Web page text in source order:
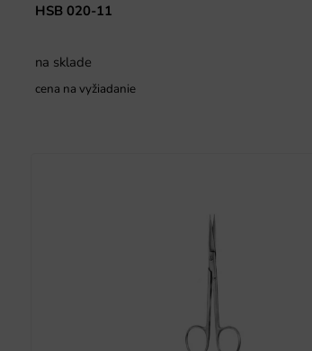
HSB 020-11
na sklade
cena na vyžiadanie